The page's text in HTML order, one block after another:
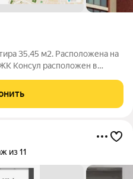
35,45 м2. Расположена на
Консул расположен в
внутреннего двора и
из 11